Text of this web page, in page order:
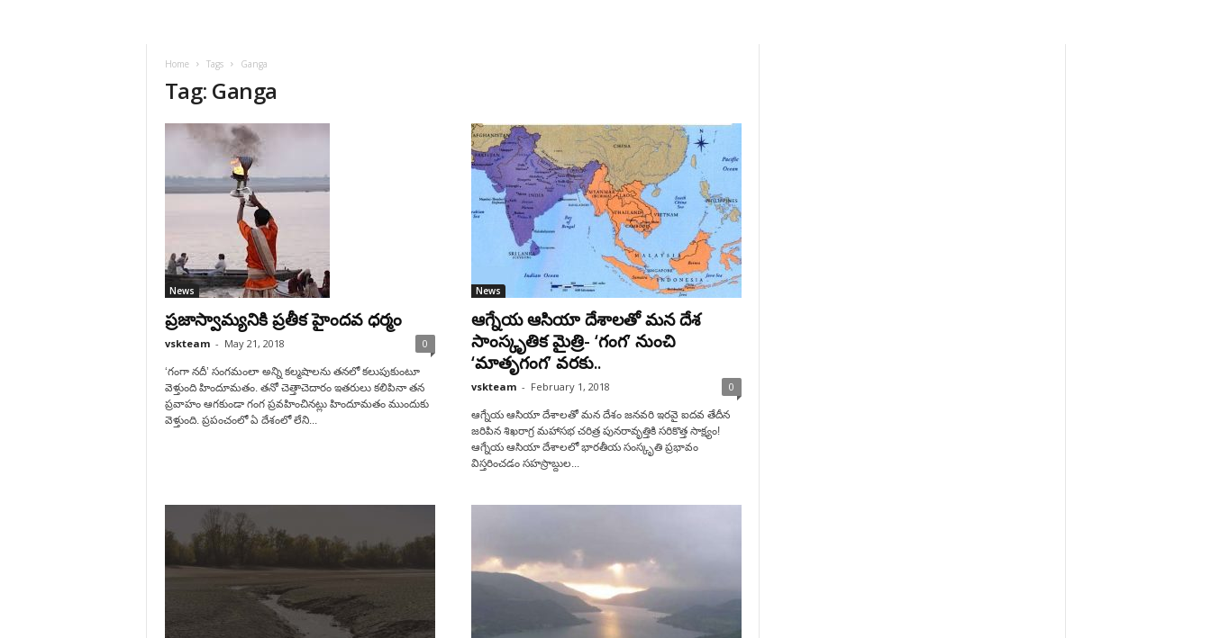
Home Tags Ganga
Tag: Ganga
News
ప్రజాస్వామ్యనికి ప్రతీక హైందవ ధర్మం
vskteam - May 21, 2018 0
‘గంగా నదీ’ సంగమంలా అన్ని కల్మషాలను తనలో కలుపుకుంటూ
వెళ్తుంది హిందూమతం. తనో చెత్తాచెదారం ఇతరులు కలిపినా తన
ప్రవాహం ఆగకుండా గంగ ప్రవహించినట్లు హిందూమతం ముందుకు
వెళ్తుంది. ప్రపంచంలో ఏ దేశంలో లేని...
News
ఆగ్నేయ ఆసియా దేశాలతో మన దేశ
సాంస్కృతిక మైత్రి- ‘గంగ’ నుంచి
‘మాతృగంగ’ వరకు..
vskteam - February 1, 2018 0
ఆగ్నేయ ఆసియా దేశాలతో మన దేశం జనవరి ఇరవై ఐదవ తేదీన
జరిపిన శిఖరాగ్ర మహాసభ చరిత్ర పునరావృత్తికి సరికొత్త సాక్ష్యం!
ఆగ్నేయ ఆసియా దేశాలలో భారతీయ సంస్కృతి ప్రభావం
విస్తరించడం సహస్రాబ్దుల...